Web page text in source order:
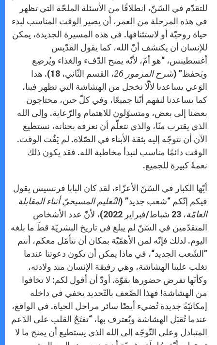
للتقدّم في السّنّ، انطلاقًا من الأسئلة الملحّة التي تظهر
في هذه المرحلة من العمر، أن يصير الوقت المناسب لبدء
حياة روحيّة أو لاستئنافها. في هذه المسيرة الجديدة، يمكن
للإنسان أن يكتشف أنّ الله، كما يقول القدّيس
أغسطينس، “هو أمّ، لأنّه يمنح الدّفء والغذاء ويُرضِع
ويَحفظ” (شرح المزمور 26
، القسم الثّاني، 18). هذا
الوَعي يساعدنا لألّا نخجل من الهشاشة التي تظهر فينا،
كما يساعدنا لنفهم أنّنا جميعًا، وفي كلّ حين، محتاجون
بعضنا إلى بعض، ومتسوّلون للاهتمام والرّعاية. وإلى الله
الذي يقترب منّا، والذي نتعلّم أن نعرفه بحنانه، نستطيع
الآن أن نتوجّه إليه بثقة الأبناء في الصّلاة. لم يَفُت الوقت.
الوقت دائمًا مناسب لنبدأ مخاطبة الله. فقد يكون ذلك
نعمةً كبيرة للجميع.
أيّها الكبار في السّنّ الأعزّاء، لقد كان البابا فرنسيس يقول
فيكم إنّكم “شعب جديد” (التّعليم المسيحيّ أثناء المقابلة
العامّة
، 23 شباط/فبراير 2022)، لأنّ عدد الأشخاص
المتقدّمين في السّنّ لم يبلغ في تاريخ البشريّة قطّ ما بلغه
اليوم. لذلك فإنّه لمن الأهمّيّة بمكان أن نتأمّل معكم، أنتم
”الشّعب الجديد“، في ماذا يمكن أن تكون دعوتنا عندما
تغلب علينا الهشاشة، وهي رفيقة الإنسان منذ ولادته،
وكأنّها تفرض حضورها بقوّة. أودّ أن أقول لكم: لا تخافوا
من الهشاشة! فهذا الضّعف بالتّحديد يخفي في داخله
إمكانيّةً جديدة تُضيء أيضًا سائر مراحل الحياة. في الواقع،
عندما تُقبَل الهشاشة ويُعترف بها، “تفتَحُ القلب على الدّعم
المتبادل وعلى التّوجّه إلى الله الذي يستطيع أن يمنح ما لا